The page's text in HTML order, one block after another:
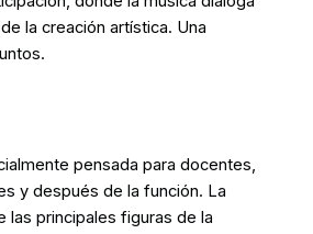
la creación artística. Una
pensada para docentes,
y después de la función. La
las principales figuras de la